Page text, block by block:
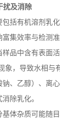
扰及消除
括有机溶剂乳
集效率与检测准
品中含有表面
象，导致水相与
、乙醇）、离
除乳化。
体杂质可能随